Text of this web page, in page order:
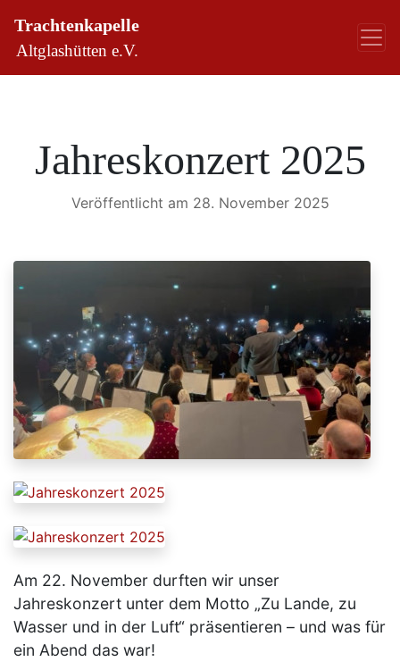
Trachtenkapelle
Altglashütten e.V.
Jahreskonzert 2025
Veröffentlicht am 28. November 2025
Am 22. November durften wir unser
Jahreskonzert unter dem Motto „Zu Lande, zu
Wasser und in der Luft“ präsentieren – und was für
ein Abend das war!